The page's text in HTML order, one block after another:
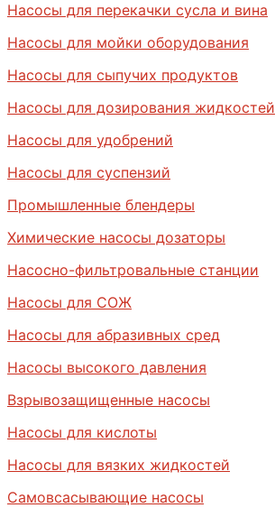
Насосы для перекачки сусла и вина
Насосы для мойки оборудования
Насосы для сыпучих продуктов
Насосы для дозирования жидкостей
Насосы для удобрений
Насосы для суспензий
Промышленные блендеры
Химические насосы дозаторы
Насосно-фильтровальные станции
Насосы для СОЖ
Насосы для абразивных сред
Насосы высокого давления
Взрывозащищенные насосы
Насосы для кислоты
Насосы для вязких жидкостей
Самовсасывающие насосы